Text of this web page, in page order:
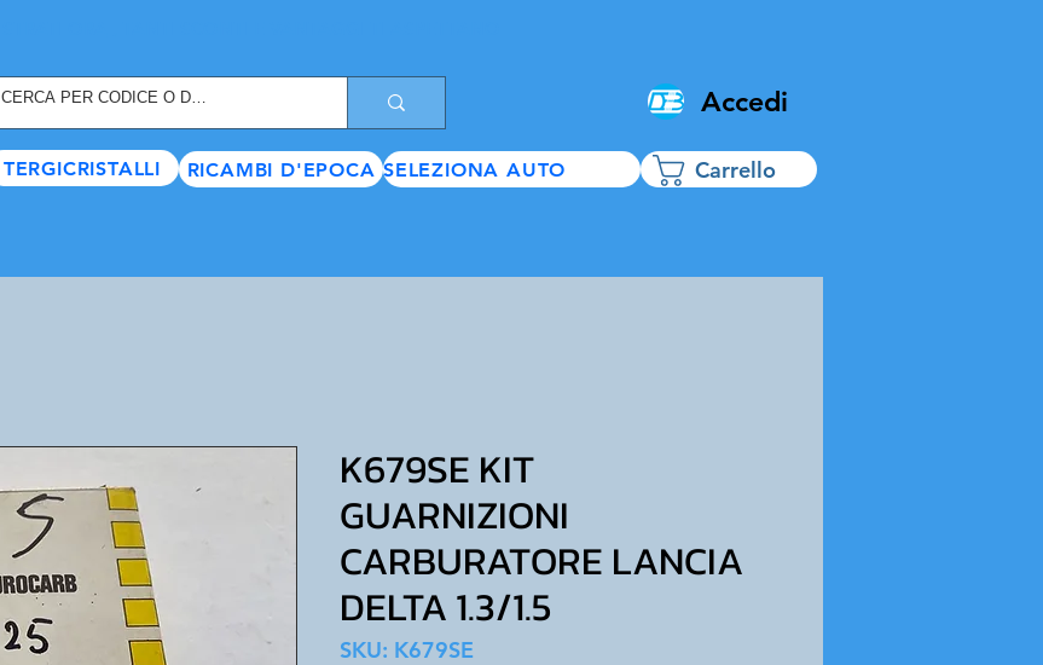
TERGICRISTALLI RICAMBI D'EPOCA SELEZIONA AUTO
Accedi
Carrello
K679SE KIT
GUARNIZIONI
CARBURATORE LANCIA
DELTA 1.3/1.5
SKU: K679SE